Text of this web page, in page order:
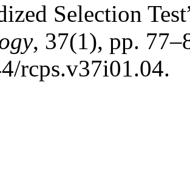
Selection
, 37(1), pp.
rcps.v37i01.04.